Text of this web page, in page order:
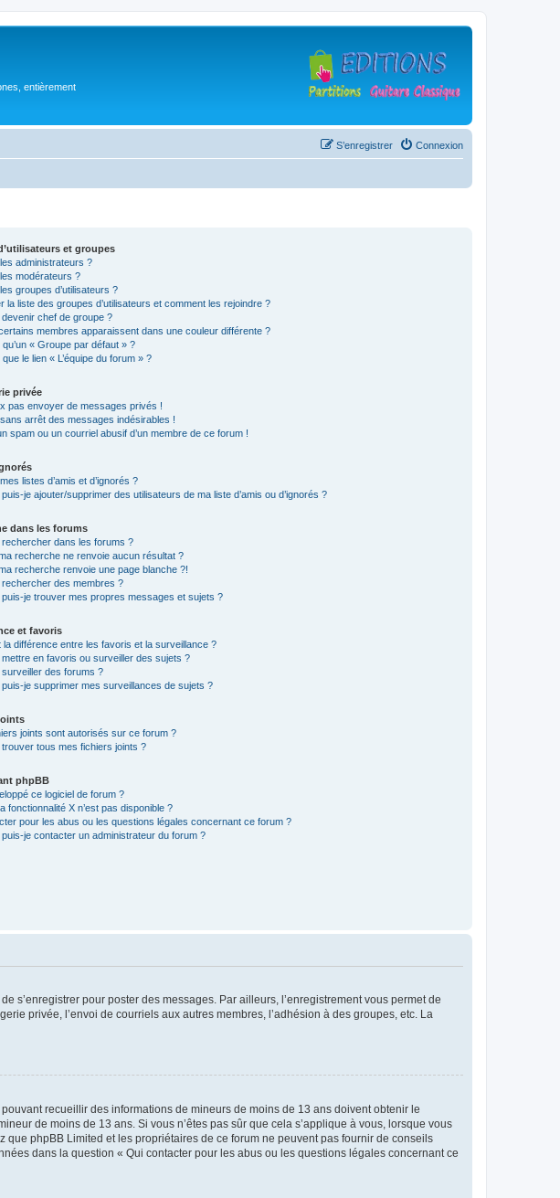
entièrement
Connexion
S’enregistrer
et groupes
administrateurs ?
modérateurs ?
groupes d’utilisateurs ?
la liste des groupes d’utilisateurs et comment les rejoindre ?
chef de groupe ?
membres apparaissent dans une couleur différente ?
qu’un « Groupe par défaut » ?
que le lien « L’équipe du forum » ?
privée
pas envoyer de messages privés !
arrêt des messages indésirables !
spam ou un courriel abusif d’un membre de ce forum !
listes d’amis et d’ignorés ?
je ajouter/supprimer des utilisateurs de ma liste d’amis ou d’ignorés ?
dans les forums
rechercher dans les forums ?
recherche ne renvoie aucun résultat ?
recherche renvoie une page blanche ?!
rechercher des membres ?
puis-je trouver mes propres messages et sujets ?
et favoris
la différence entre les favoris et la surveillance ?
mettre en favoris ou surveiller des sujets ?
surveiller des forums ?
puis-je supprimer mes surveillances de sujets ?
joints sont autorisés sur ce forum ?
trouver tous mes fichiers joints ?
phpBB
ce logiciel de forum ?
fonctionnalité X n’est pas disponible ?
pour les abus ou les questions légales concernant ce forum ?
je contacter un administrateur du forum ?
s’enregistrer pour poster des messages. Par ailleurs, l’enregistrement vous permet de
privée, l’envoi de courriels aux autres membres, l’adhésion à des groupes, etc. La
recueillir des informations de mineurs de moins de 13 ans doivent obtenir le
de moins de 13 ans. Si vous n’êtes pas sûr que cela s’applique à vous, lorsque vous
phpBB Limited et les propriétaires de ce forum ne peuvent pas fournir de conseils
dans la question « Qui contacter pour les abus ou les questions légales concernant ce